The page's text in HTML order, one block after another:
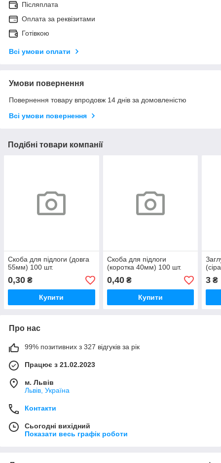
Післяплата
Оплата за реквізитами
Готівкою
Всі умови оплати
Умови повернення
Повернення товару впродовж 14 днів за домовленістю
Всі умови повернення
Подібні товари компанії
Скоба для підлоги (довга
55мм) 100 шт.
0,30 ₴
Купити
Скоба для підлоги
(коротка 40мм) 100 шт.
0,40₴
Купити
3 ₴
Про нас
99% позитивних з 327 відгуків за рік
Працює з 21.02.2023
м. Львів
Львів, Україна
Контакти
Сьогодні вихідний
Показати весь графік роботи